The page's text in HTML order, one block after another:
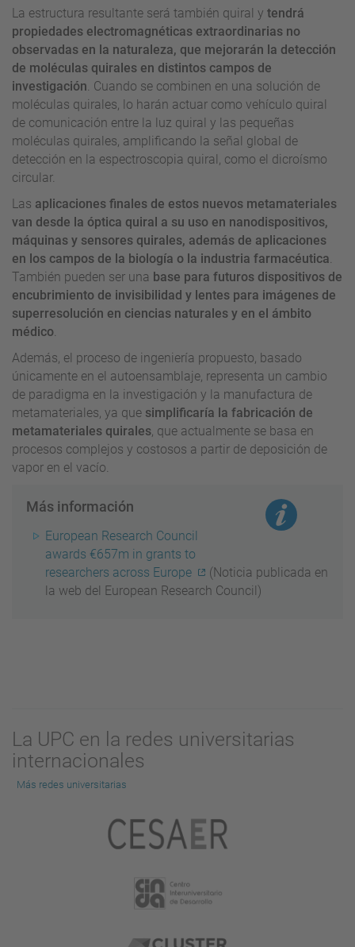
La estructura resultante será también quiral y tendrá
propiedades electromagnéticas extraordinarias no
observadas en la naturaleza, que mejorarán la detección
de moléculas quirales en distintos campos de
investigación. Cuando se combinen en una solución de
moléculas quirales, lo harán actuar como vehículo quiral
de comunicación entre la luz quiral y las pequeñas
moléculas quirales, amplificando la señal global de
detección en la espectroscopia quiral, como el dicroísmo
circular.
Las aplicaciones finales de estos nuevos metamateriales
van desde la óptica quiral a su uso en nanodispositivos,
máquinas y sensores quirales, además de aplicaciones
en los campos de la biología o la industria farmacéutica.
También pueden ser una base para futuros dispositivos de
encubrimiento de invisibilidad y lentes para imágenes de
superresolución en ciencias naturales y en el ámbito
médico.
Además, el proceso de ingeniería propuesto, basado
únicamente en el autoensamblaje, representa un cambio
de paradigma en la investigación y la manufactura de
metamateriales, ya que simplificaría la fabricación de
metamateriales quirales, que actualmente se basa en
procesos complejos y costosos a partir de deposición de
vapor en el vacío.
Más información
European Research Council
awards €657m in grants to
researchers across Europe
(Noticia publicada en
la web del European Research Council)
La UPC en la redes universitarias
internacionales
Más redes universitarias